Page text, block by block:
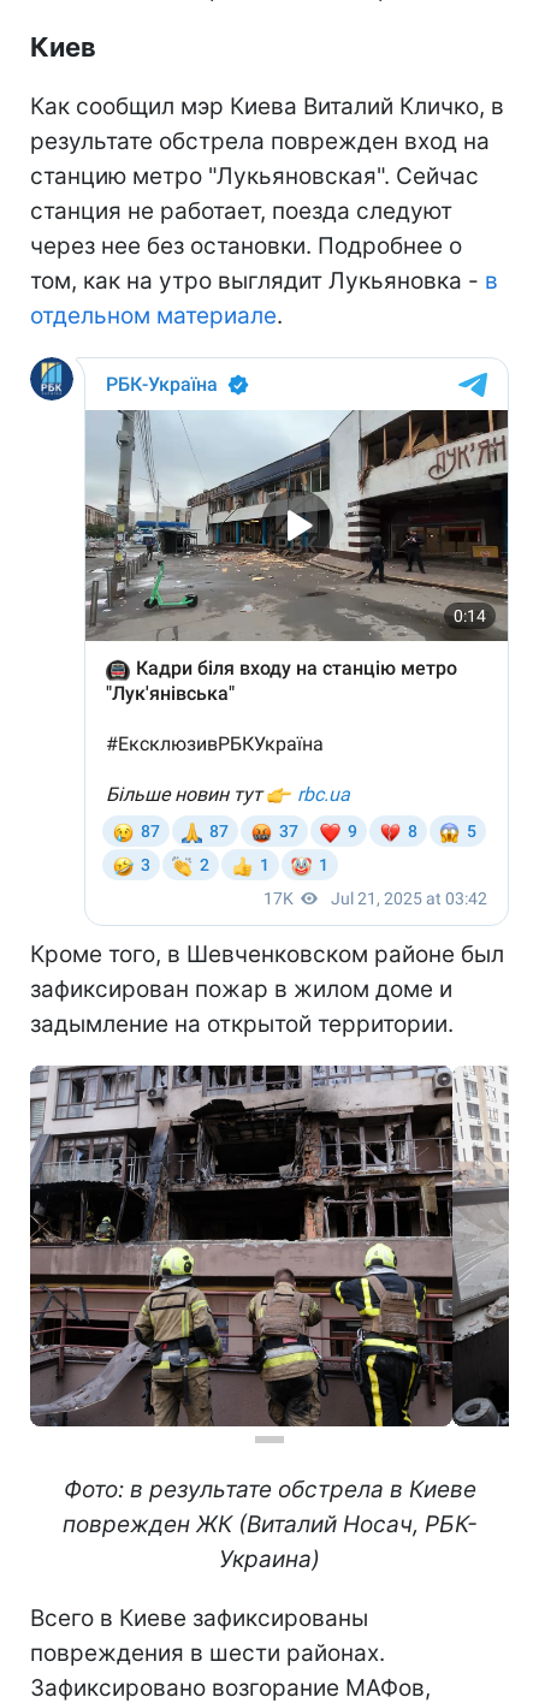
Киев
Как сообщил мэр Киева Виталий Кличко, в
результате обстрела поврежден вход на
станцию метро "Лукьяновская". Сейчас
станция не работает, поезда следуют
через нее без остановки. Подробнее о
том, как на утро выглядит Лукьяновка - в
отдельном материале.
Кроме того, в Шевченковском районе был
зафиксирован пожар в жилом доме и
задымление на открытой территории.
Фото: в результате обстрела в Киеве
поврежден ЖК (Виталий Носач, РБК-
Украина)
Всего в Киеве зафиксированы
повреждения в шести районах.
Зафиксировано возгорание МАФов,